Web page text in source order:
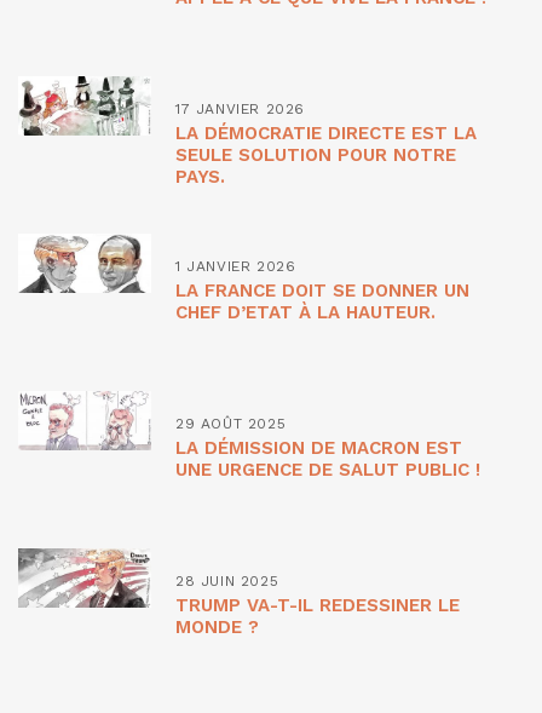
17 JANVIER 2026
LA DÉMOCRATIE DIRECTE EST LA
SEULE SOLUTION POUR NOTRE
PAYS.
1 JANVIER 2026
LA FRANCE DOIT SE DONNER UN
CHEF D’ETAT À LA HAUTEUR.
29 AOÛT 2025
LA DÉMISSION DE MACRON EST
UNE URGENCE DE SALUT PUBLIC !
28 JUIN 2025
TRUMP VA-T-IL REDESSINER LE
MONDE ?